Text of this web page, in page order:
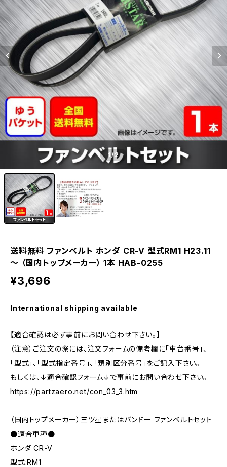
1/2
送料無料 ファンベルト ホンダ CR-V 型式RM1 H23.11
～ （国内トップメーカー） 1本 HAB-0255
¥3,696
International shipping available
【適合確認は必ず事前にお問い合わせ下さい。】
（注意）ご注文の際には、注文フォームの備考欄に「車台番号」、
「型式」、「型式指定番号」、「類別区分番号」をご記入下さい。
もしくは、↓適合確認フォーム↓で事前にお問い合わせ下さい。
https://partzaero.net/con_03_3.htm
（国内トップメーカー）三ツ星またはバンドー ファンベルトセット
●適合車種●
ホンダ CR-V
型式:RM1